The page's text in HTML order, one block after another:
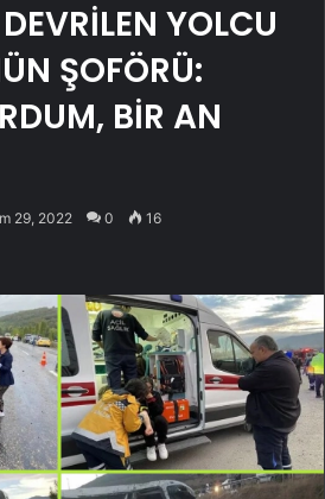
YOLCU
ŞOFÖRÜ:
BİR AN
29, 2022 0 16